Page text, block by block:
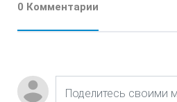
0 Комментарии